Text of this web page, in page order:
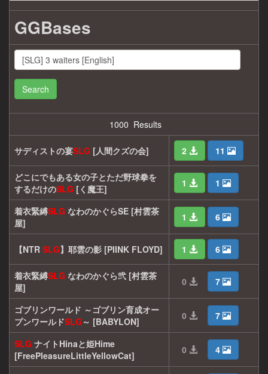
GGBases
Search
1000 Results
サディストの宴SLG [人間クズの会] 2 11
どこにでもある女の子とただ野球拳を
するだけのSLG [く魔王] 1 1
着衣緊縛SLG なわのかぐらSE [村雲茶
屋]
1 6
【NTR SLG】耶雲の影 [PIINK FLOYD] 1 6
着衣緊縛SLG なわのかぐら弐 [村雲茶
屋]
0 7
ゴブリンワールド ～ゴブリン育成オー
プンワールドSLG ～ [BABYLON] 0 7
SLG ナイトHinaと姫Hime
[FreePleasureLittleYellowCat]
0 4